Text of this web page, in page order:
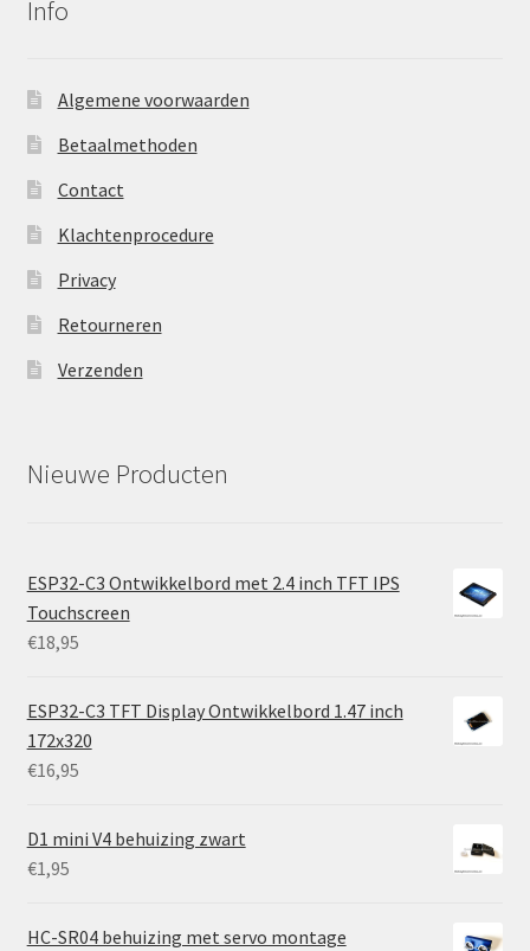
Info
Algemene voorwaarden
Betaalmethoden
Contact
Klachtenprocedure
Privacy
Retourneren
Verzenden
Nieuwe Producten
ESP32-C3 Ontwikkelbord met 2.4 inch TFT IPS
Touchscreen
€18,95
ESP32-C3 TFT Display Ontwikkelbord 1.47 inch
172x320
€16,95
D1 mini V4 behuizing zwart
€1,95
HC-SR04 behuizing met servo montage